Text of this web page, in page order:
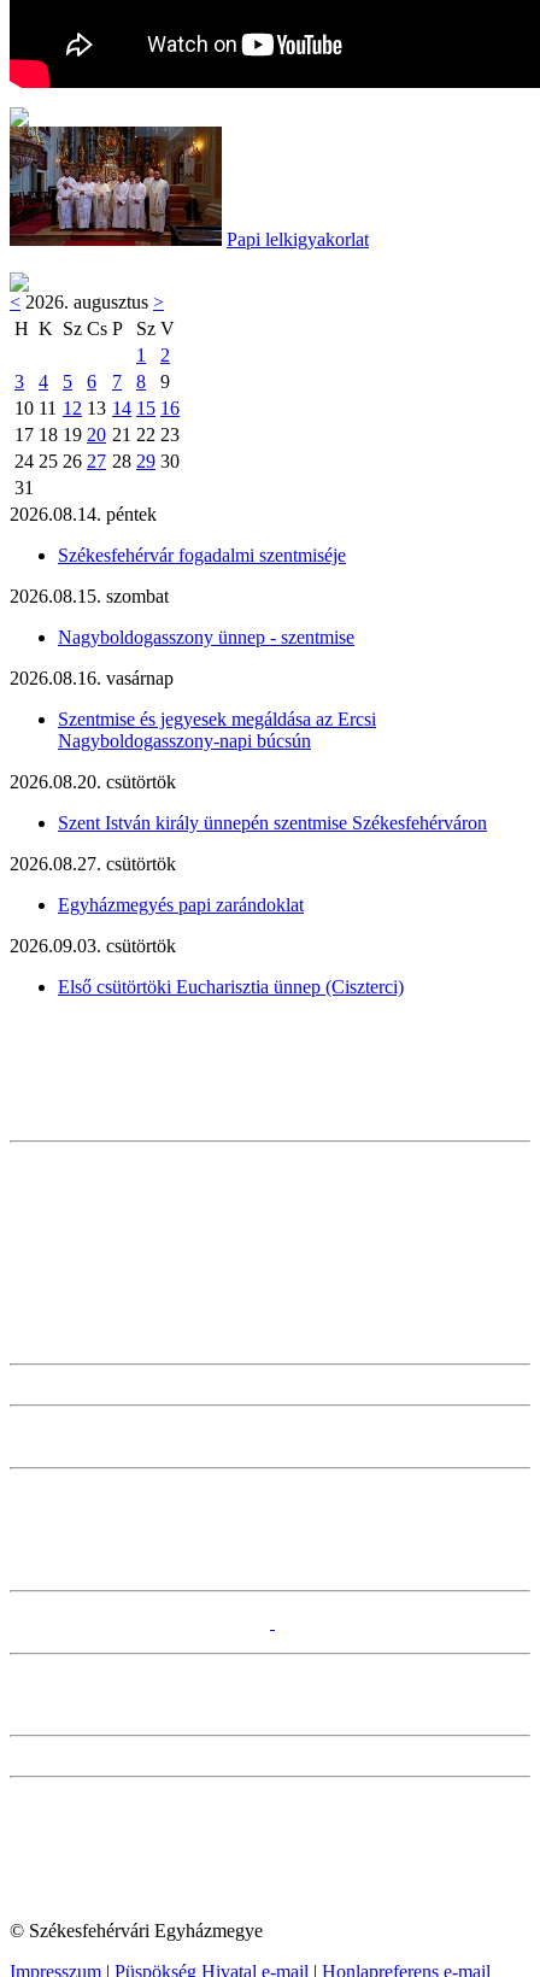
Papi lelkigyakorlat
< 2026. augusztus >
H K Sz Cs P Sz V
1
2
3
4 5 6 7 8
9
10 11 12 13 14 15 16
17 18 19 20 21 22 23
24 25 26 27 28 29 30
31
2026.08.14. péntek
Székesfehérvár fogadalmi szentmiséje
2026.08.15. szombat
Nagyboldogasszony ünnep - szentmise
2026.08.16. vasárnap
Szentmise és jegyesek megáldása az Ercsi
Nagyboldogasszony-napi búcsún
2026.08.20. csütörtök
Szent István király ünnepén szentmise Székesfehérváron
2026.08.27. csütörtök
Egyházmegyés papi zarándoklat
2026.09.03. csütörtök
Első csütörtöki Eucharisztia ünnep (Ciszterci)
© Székesfehérvári Egyházmegye
Impresszum | Püspökség Hivatal e-mail | Honlapreferens e-mail